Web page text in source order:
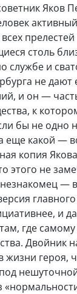
Яков
прелестей
столь
службе и
не
и он —
к
бы не одно
еще какой —
копия
этого не
—
и
где
Двойник
жизни героя,